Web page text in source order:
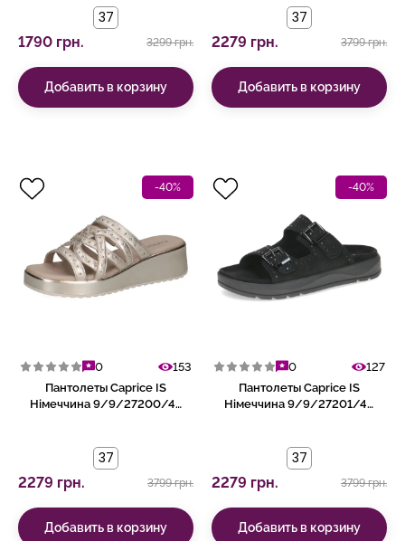
37
1790 грн. 3299 грн.
Добавить в корзину
37
2279 грн. 3799 грн.
Добавить в корзину
-40%
0
153
Пантолеты Caprice IS
Німеччина 9/9/27200/46
37
2279 грн. 3799 грн.
Добавить в корзину
-40%
0
127
Пантолеты Caprice IS
Німеччина 9/9/27201/46
37
2279 грн. 3799 грн.
Добавить в корзину